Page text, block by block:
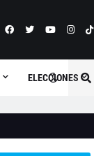
ELECCIONES